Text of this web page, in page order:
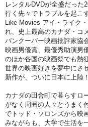
レンタルDVDが全盛だった
行く先々でトラブルを起こ
Like Movies アイ・ライク
れ、史上最高のカナダ・コ
バンクーバー映画批評家協
映画男優賞、最優秀助演男
のほか各国の映画祭でも熱
世界の映画好きを夢中にさ
新作が、ついに日本に上陸！
カナダの田舎町で暮らすロ
がなく周囲の人々とうまく
でトッド・ソロンズから映
みながらも、大学で生活を